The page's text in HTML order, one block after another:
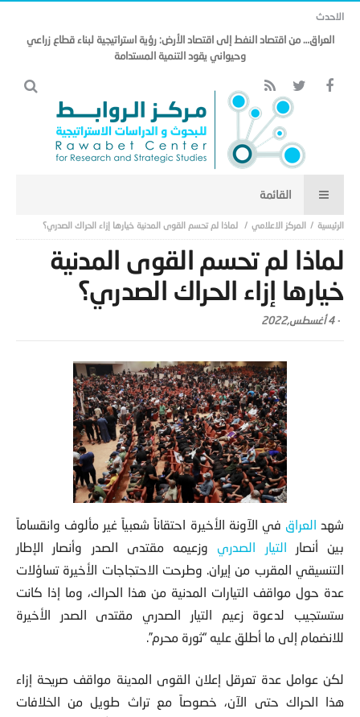
الاحدث
مذكرة التفاهم وتأثيرها على منظومة الأمن الخليجي العربي (18).
لماذا لم تحسم القوى المدنية
خيارها إزاء الحراك الصدري؟
-4 أغسطس,2022
بين أنصارالتيار الصدريوزعيمه مقتدى الصدر وأنصار الإطار
التنسيقي المقرب من إيران. وطرحت الاحتجاجات الأخيرة تساؤلات
عدة حول مواقف التيارات المدنية من هذا الحراك، وما إذا كانت
ستستجيب لدعوة زعيم التيار الصدري مقتدى الصدر الأخيرة
للانضمام إلى ما أطلق عليه “ثورة محرم”.
هذا الحراك حتى الآن، خصوصاً مع تراث طويل من الخلافات
والإشكالات بين التيار الصدري والقوى المدنيةأو حراك احتجاجات